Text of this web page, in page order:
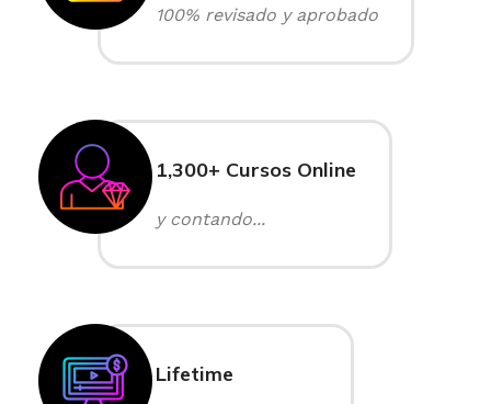
100% revisado y aprobado
1,300+ Cursos Online
y contando...
Lifetime